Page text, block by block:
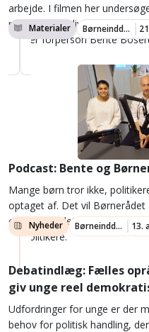
arbejde. I filmen her
perspektiver bliver inddraget i
møder forperson Bente
Materialer Børneinddragelse
Podcast: Bente og
Mange børn tror ikke,
optaget af. Det vil
og Børnerådet", der giver
og politikere.
Nyheder Børneinddragelse 13.
Debatindlæg: Fælles
giv unge reel
Udfordringer for unge er der
behov for politisk handling,